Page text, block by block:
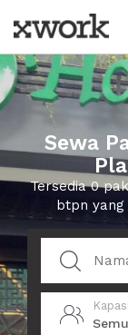
Sewa
Tersedia 0
btpn yang